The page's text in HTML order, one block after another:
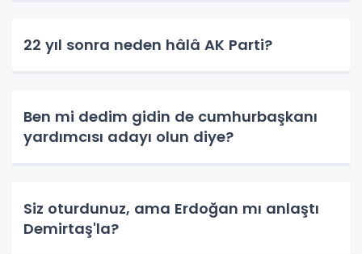
22 yıl sonra neden hâlâ AK Parti?
Ben mi dedim gidin de cumhurbaşkanı
yardımcısı adayı olun diye?
Siz oturdunuz, ama Erdoğan mı anlaştı
Demirtaş'la?